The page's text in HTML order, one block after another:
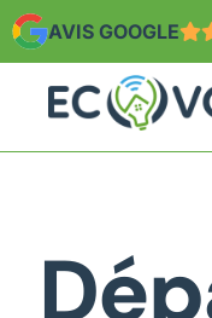
AVIS GOOGLE